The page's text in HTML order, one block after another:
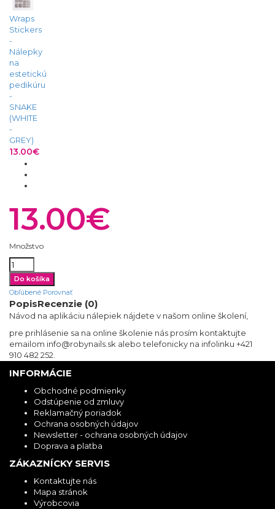
Wraps
Stickers
-
Nálepky
na
estetickú
pedikúru
-
SNAKE
(WHITE
-
GREY)
13.00€
13.00€
Množstvo
Obľúbené Porovnať
PopisRecenzie (0)
Návod na aplikáciu nálepiek nájdete v našom online školení,
pre prihlásenie sa na online školenie nás prosím kontaktujte
emailom info@robynails.sk alebo telefonicky na infolinku +421
910 482 252.
INFORMÁCIE
Obchodné podmienky
Odstúpenie od zmluvy
Reklamačný poriadok
Ochrana osobných údajov
Newsletter - ochrana osobných údajov
Doprava a platba
ZÁKAZNÍCKY SERVIS
Kontaktujte nás
Mapa stránok
Výrobcovia